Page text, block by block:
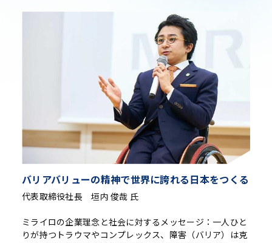
バリアバリューの精神で世界に誇れる日本をつくる
代表取締役社長 垣内 俊哉 氏
ミライロの企業理念と社会に対するメッセージ：一人ひと
りが持つトラウマやコンプレックス、障害（バリア）は克